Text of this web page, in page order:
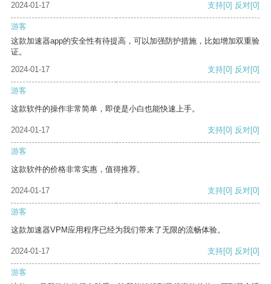
2024-01-17
支持[0] 反对[0]
游客
这款加速器app的安全性有待提高，可以加强防护措施，比如增加双重验
证。
2024-01-17
支持[0] 反对[0]
游客
这款软件的操作非常简单，即使是小白也能快速上手。
2024-01-17 支持[0] 反对[0]
游客
这款软件的价格非常实惠，值得推荐。
2024-01-17 支持[0] 反对[0]
游客
这款加速器VPM应用程序已经为我们带来了无限的流畅体验。
2024-01-17 支持[0] 反对[0]
游客